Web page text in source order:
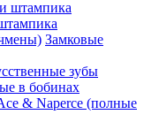
Замковые
зубы
в бобинах
& Naperce (полные